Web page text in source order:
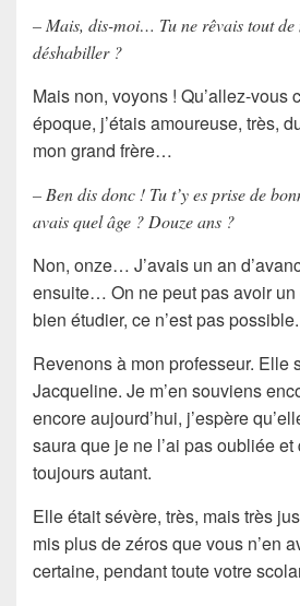
– Mais, dis-moi… Tu ne rêvais tout de
déshabiller ?
Mais non, voyons ! Qu’allez-vous
époque, j’étais amoureuse, très,
mon grand frère…
– Ben dis donc ! Tu t’y es prise de
avais quel âge ? Douze ans ?
Non, onze… J’avais un an
ensuite… On ne peut pas avoir
bien étudier, ce n’est pas possible.
Revenons à mon professeur. Elle
Jacqueline. Je m’en souviens
encore aujourd’hui, j’espère
saura que je ne l’ai pas oubliée
toujours autant.
Elle était sévère, très, mais très
mis plus de zéros que vous n’en
certaine, pendant toute votre